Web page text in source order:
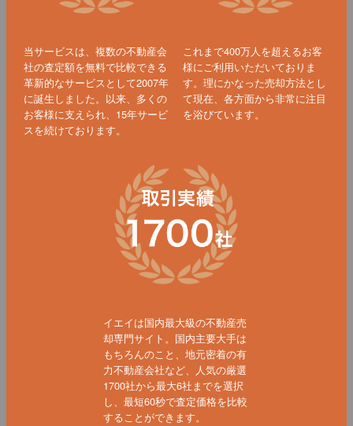
当サービスは、複数の不動産会
社の査定額を無料で比較できる
革新的なサービスとして2007年
に誕生しました。以来、多くの
お客様に支えられ、15年サービ
スを続けております。
これまで400万人を超えるお客
様にご利用いただいておりま
す。理にかなった売却方法とし
て現在、各方面から非常に注目
を浴びています。
イエイは国内最大級の不動産売
却専門サイト。国内主要大手は
もちろんのこと、地元密着の有
力不動産会社など、人気の厳選
1700社から最大6社までを選択
し、最短60秒で査定価格を比較
することができます。